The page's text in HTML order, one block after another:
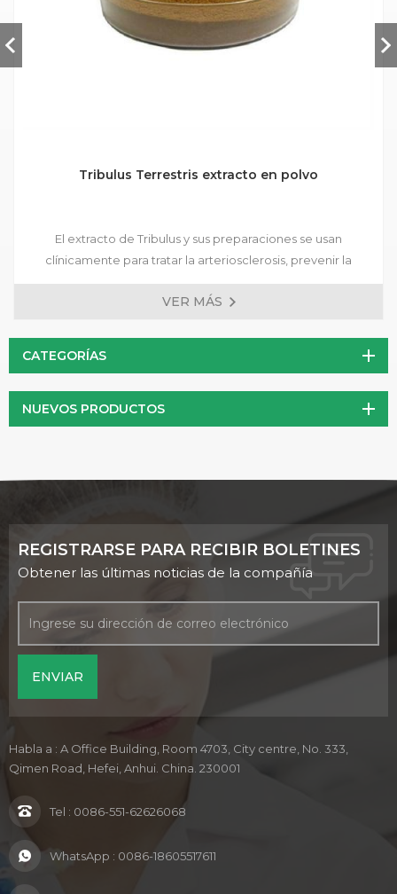
Tribulus Terrestris extracto en polvo
El extracto de Tribulus y sus preparaciones se usan
clínicamente para tratar la arteriosclerosis, prevenir la
enfermedad cardíaca coronaria, la angina de pecho,
prevenir la enfermedad cerebrovascular isquémica, mejorar
VER MÁS
CATEGORÍAS
NUEVOS PRODUCTOS
REGISTRARSE PARA RECIBIR BOLETINES
Obtener las últimas noticias de la compañía
Habla a : A Office Building, Room 4703, City centre, No. 333,
Qimen Road, Hefei, Anhui. China. 230001
Tel : 0086-551-62626068
WhatsApp : 0086-18605517611